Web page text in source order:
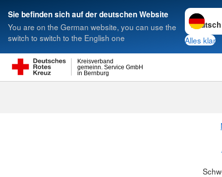
Sie befinden sich auf der deutschen Website
You are on the German website, you can use the
switch to switch to the English one
Sprache
Alles klar
in Bernburg
gemeinn. Service GmbH
Kreisverband
Suche